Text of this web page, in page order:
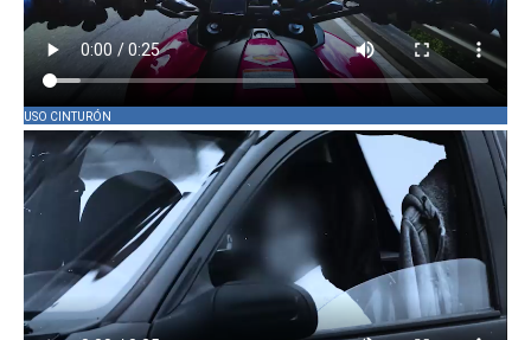
USO CINTURÓN